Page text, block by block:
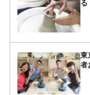
る
東
者